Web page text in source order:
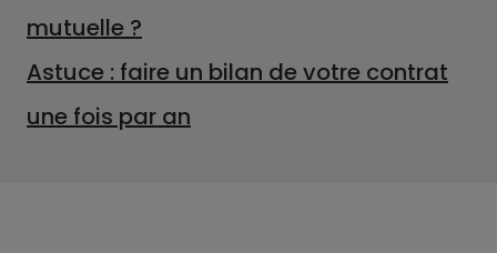
mutuelle ?
Astuce : faire un bilan de votre contrat
une fois par an